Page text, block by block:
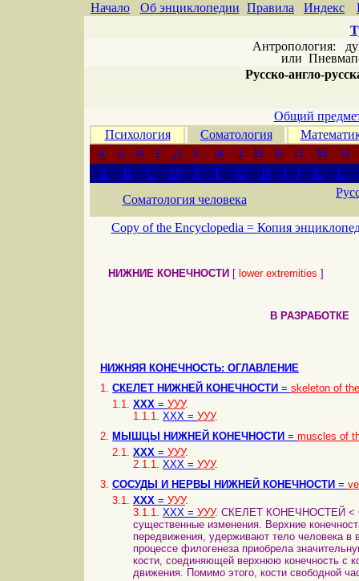
Начало Об энциклопедии Правила Индекс
Антропология:
или
Русско-англо-
Общий
Психология
Соматология
А
Б В Г Д Е Ж З И К Л М
Н
A
B C D E F G H I J K
L
Соматология человека
Copy of the Encyclopedia = Копия
НИЖНИЕ КОНЕЧНОСТИ [ lower extremities ]
В
НИЖНЯЯ КОНЕЧНОСТЬ: ОГЛАВЛЕНИЕ
1. СКЕЛЕТ НИЖНЕЙ КОНЕЧНОСТИ = skeleton of
1.1. ХХХ = УУУ.
1.1.1. ХХХ = УУУ.
2. МЫШЦЫ НИЖНЕЙ КОНЕЧНОСТИ = muscles of
2.1. ХХХ = УУУ.
2.1.1. ХХХ = УУУ.
3. СОСУДЫ И НЕРВЫ НИЖНЕЙ КОНЕЧНОСТИ =
3.1. ХХХ = УУУ.
3.1.1. ХХХ = УУУ. СКЕЛЕТ КОНЕЧНОСТЕЙ < Скелет конечностей в процессе эволюции человека претерпел существенные изменения. Верхние конечности стали органами труда, а нижние, сохранив функции опоры и передвижения, удерживают тело человека в вертикальном положении. Верхняя конечность как орган труда в процессе филогенеза приобрела значительную подвижность. Наличие у че- ловека ключицы - единственной кости, соединяющей верхнюю конечность с костями туловища, дает возможность производить более обширные движения. Помимо этого, кости свободной части НИЖНЕЙ конечности подвижно сочленяются друг с другом, осо- бенно в области предплечья и кисти, приспособленной к различ- ным сложным видам труда. Нижняя конечность как орган опоры и перемещения тела в пространстве состоит из более толстых и массивных ко- стей, подвижность которых друг относительно друга менее зна- чительна, чем у НИЖНЕЙ конечности. В скелете НИЖНЕЙ и нижней конечностей человека выделяют пояс и свободную часть. Пояс НИЖНЕЙ конечности (грудной пояс), cingulum membri superioris (cingulum pectorale), состоит из двух костей - ключицы и лопатки. Свободная часть НИЖНЕЙ конечности, pars libera membri su- perioris, делится на три отдела: 1) проксимальный-плечевая 123 кость; средний - кости предплечья, состоит из двух костей: луче- вой и локтевой; 3) скелет дистальной части конечности - кости кисти, в свою очередь делится на кости запястья, пястные кости (I-V) и кости пальцев (фаланги). Пояс нижней конечности (тазовый пояс), cingulum membri inferioris (cingulum peluicum), образован парной тазовой костью. Тазовые кости сзади сочленяются с крестцом, спереди - друг с другом и с проксимальной костью (бедренной) свободной части нижней конечности. Скелет свободной части нижней конечности, pars libera mem- bri inferioris, сходен по плану строения со скелетом НИЖНЕЙ ко- нечности и также состоит из трех частей: 1) проксимальной- бедренная кость (бедро); 2) средней-кости голени: больше- берцовая и малоберцовая. В области коленного сустава нахо- дится большая сесамовидная кость - надколенник; 3) дисталь- ная часть нижней конечности - стопа - также делится на три части: кости предплюсны, плюсневые кости (I-V) и кости пальцев (фаланги). КОСТИ НИЖНЕЙ КОНЕЧНОСТИ ПОЯС НИЖНЕЙ КОНЕЧНОСТИ Тазовая кость, os сохае, как целая кость имеется у взрослых людей (рис. 65). До 14-16 лет эта кость состоит из-соединенных хрящом трех отдельных костей: подвздошной, лобковой и седа- лищной. Тела этих костей на наружной их поверхности образуют вертлужную впадину, acetdbulum, являющуюся сустав- ной ямкой для головки бедренной кости. Вертлужная впадина глубокая, ограничена по окружности высоким краем, который на ее медиальной стороне прерывается вырезкой вертлуж- ной впадины, incisura acetdbuli. Для сочленения с головкой бедренной кости в вертлужной впадине имеется полулунная поверхность, fades lundta, которая занимает перифериче- скую часть вертлужной впадины. Центр вертлужной впадины - ямка вертлужной впадины, /ossa acetdbuli, - шеро- ховатый и